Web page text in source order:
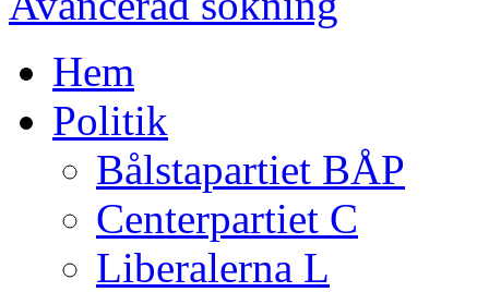
Hem
Politik
Bålstapartiet BÅP
Centerpartiet C
Liberalerna L